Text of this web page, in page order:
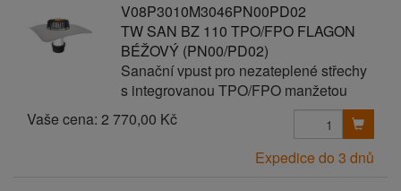
V08P3010M3046PN00PD02
TW SAN BZ 110 TPO/FPO FLAGON
BÉŽOVÝ (PN00/PD02)
Sanační vpust pro nezateplené střechy
s integrovanou TPO/FPO manžetou
Vaše cena: 2 770,00 Kč
Expedice do 3 dnů